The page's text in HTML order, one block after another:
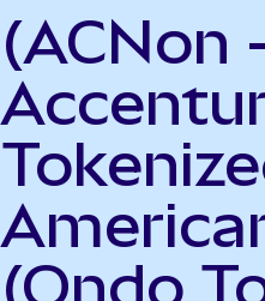
(ACNon
(Ondo